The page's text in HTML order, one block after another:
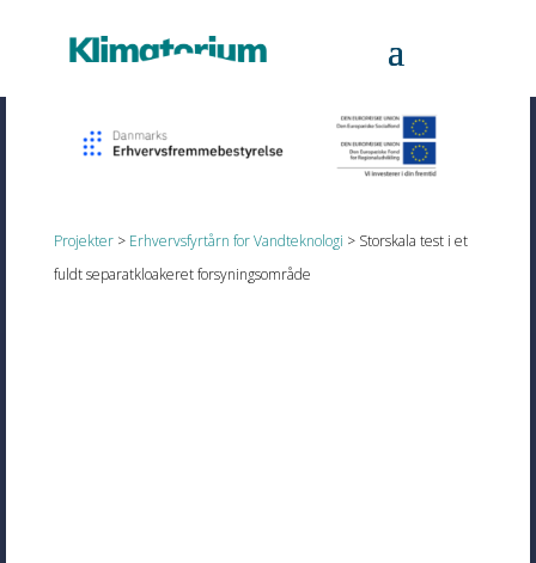
Projekter> Erhvervsfyrtårn for Vandteknologi > Storskala test i et
fuldt separatkloakeret forsyningsområde